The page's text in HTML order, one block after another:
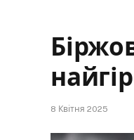
8 Квітня 2025